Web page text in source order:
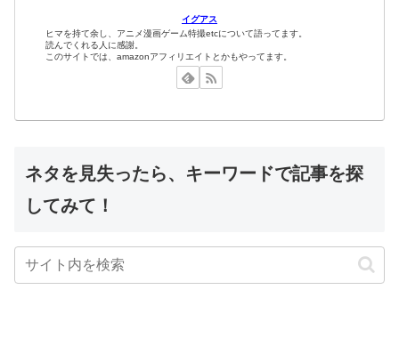
イグアス
ヒマを持て余し、アニメ漫画ゲーム特撮etcについて語ってます。
読んでくれる人に感謝。
このサイトでは、amazonアフィリエイトとかもやってます。
ネタを見失ったら、キーワードで記事を探
してみて！